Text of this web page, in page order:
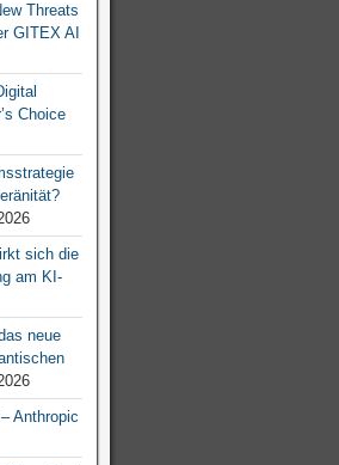
Threats
GITEX AI
Choice
sich die
am KI-
neue
Anthropic